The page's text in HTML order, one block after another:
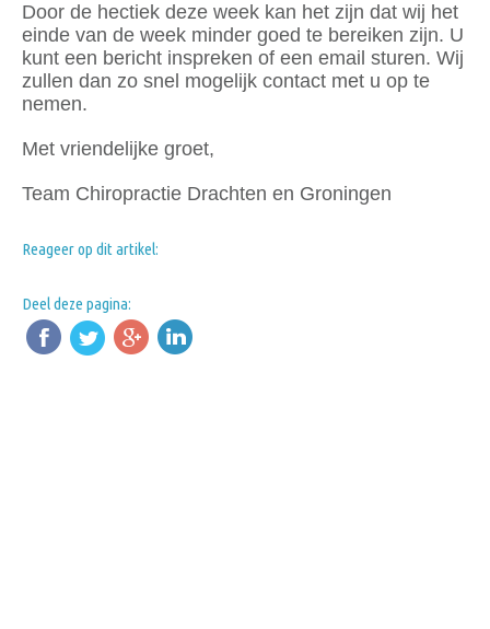
Door de hectiek deze week kan het zijn dat wij het
einde van de week minder goed te bereiken zijn. U
kunt een bericht inspreken of een email sturen. Wij
zullen dan zo snel mogelijk contact met u op te
nemen.
Met vriendelijke groet,
Team Chiropractie Drachten en Groningen
Reageer op dit artikel:
Deel deze pagina: